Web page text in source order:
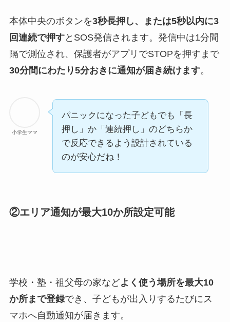
本体中央のボタンを3秒長押し、または5秒以内に3
回連続で押すとSOS発信されます。発信中は1分間
隔で測位され、保護者がアプリでSTOPを押すまで
30分間にわたり5分おきに通知が届き続けます。
小学生ママ
パニックになった子どもでも「長
押し」か「連続押し」のどちらか
で反応できるよう設計されている
のが安心だね！
②エリア通知が最大10か所設定可能
学校・塾・祖父母の家などよく使う場所を最大10
か所まで登録でき、子どもが出入りするたびにス
マホへ自動通知が届きます。